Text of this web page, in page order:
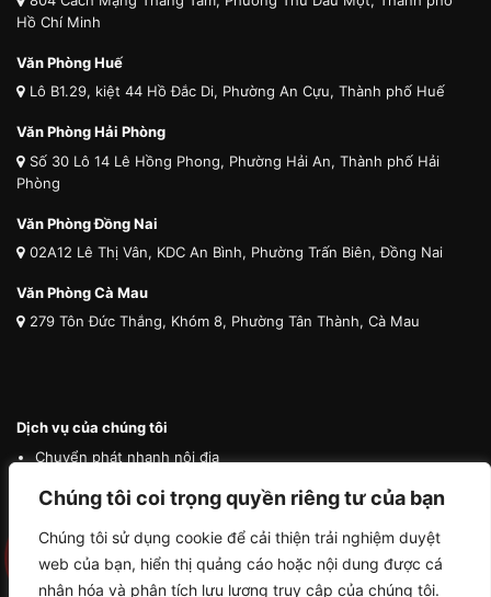
Chúng tôi coi trọng quyền riêng tư của bạn
Chúng tôi sử dụng cookie để cải thiện trải nghiệm duyệt
web của bạn, hiển thị quảng cáo hoặc nội dung được cá
nhân hóa và phân tích lưu lượng truy cập của chúng tôi.
Hồ Chí Minh
Văn Phòng Huế
Lô B1.29, kiệt 44 Hồ Đắc Di, Phường An Cựu, Thành phố Huế
Văn Phòng Hải Phòng
Số 30 Lô 14 Lê Hồng Phong, Phường Hải An, Thành phố Hải
Phòng
Văn Phòng Đồng Nai
02A12 Lê Thị Vân, KDC An Bình, Phường Trấn Biên, Đồng Nai
Văn Phòng Cà Mau
279 Tôn Đức Thắng, Khóm 8, Phường Tân Thành, Cà Mau
Dịch vụ của chúng tôi
Chuyển phát nhanh nội địa
Chuyển phát nhanh quốc tế
Vận chuyển thú cưng
Mua hộ hàng nước ngoài